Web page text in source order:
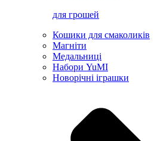
для грошей
Кошики для смаколиків
Магніти
Медальниці
Набори YuMI
Новорічні іграшки